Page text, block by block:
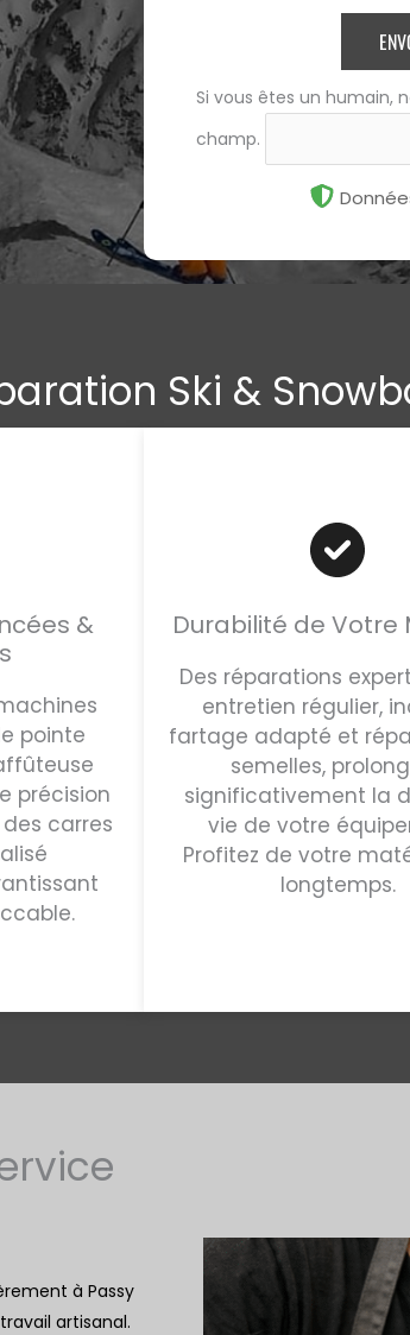
Si vous êtes un humain,
champ.
Ski &
&
pointe
précision
carres
Durabilité de Votre
Des réparations
entretien régulier,
fartage adapté et
semelles,
significativement la
vie de votre
Profitez de votre
longtemps.
à Passy
artisanal.